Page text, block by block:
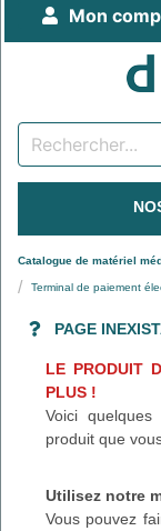
Mon
Catalogue de matériel
Terminal de paiement
PAGE
LE PRODUIT
PLUS !
Voici
produit que
Utilisez notre
Vous pouvez